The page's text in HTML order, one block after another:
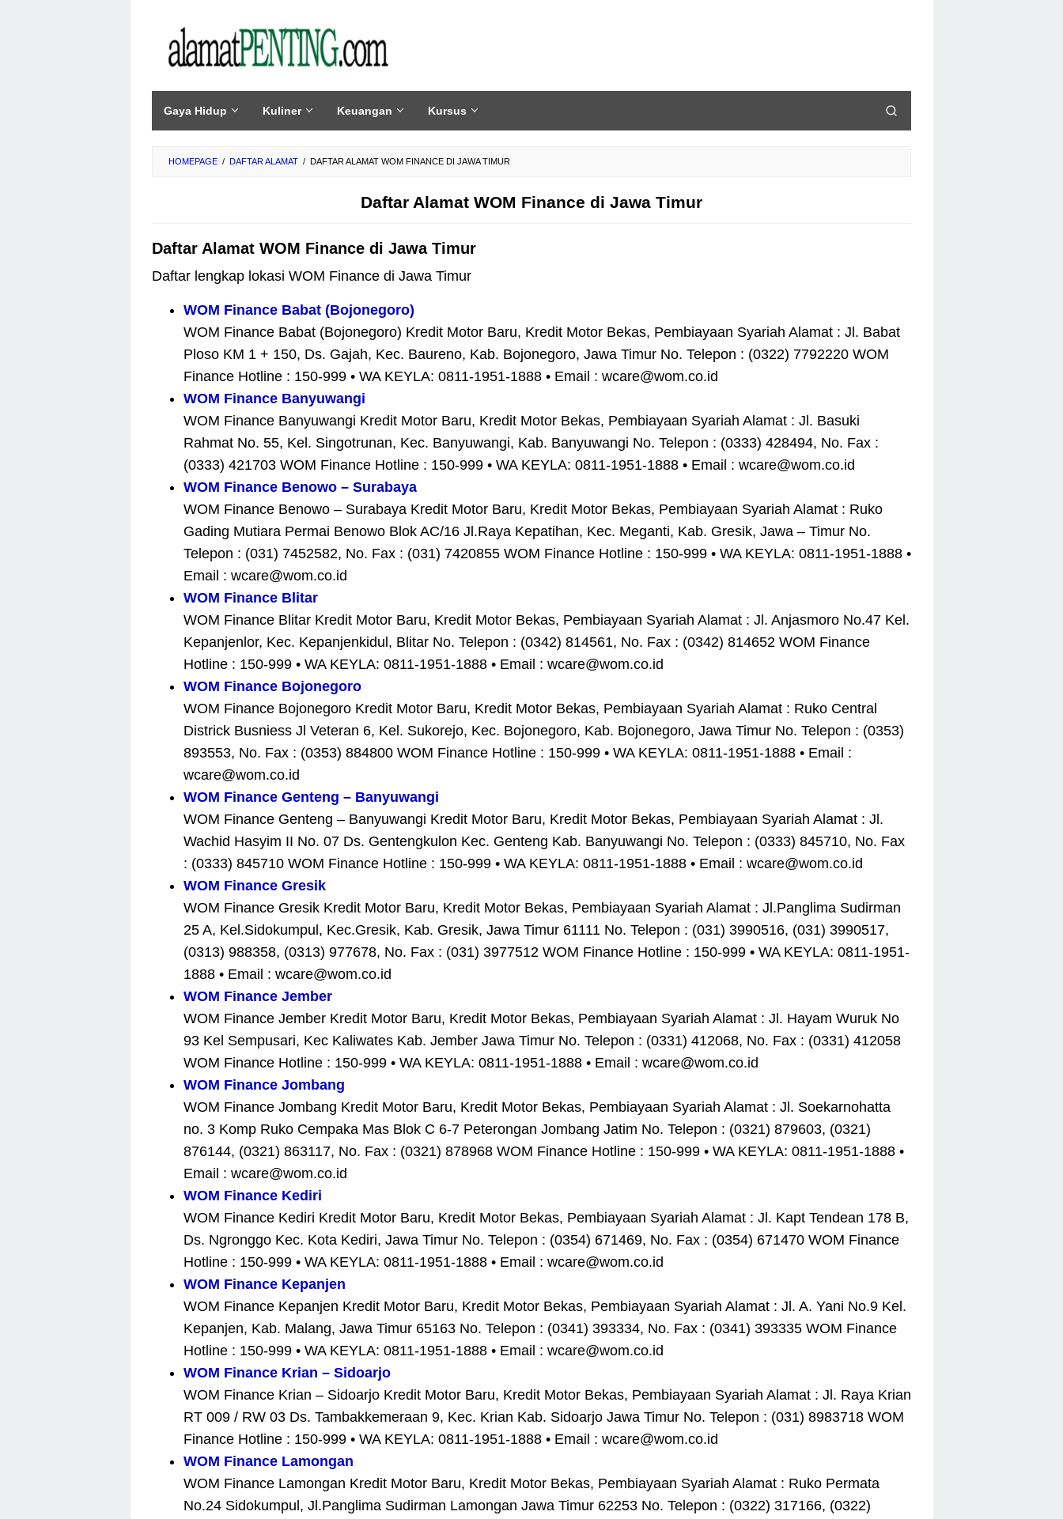
content
Gaya Hidup Kuliner Keuangan Kursus
HOMEPAGE / DAFTAR ALAMAT / DAFTAR ALAMAT WOM FINANCE DI JAWA TIMUR
Daftar Alamat WOM Finance di Jawa Timur
Daftar Alamat WOM Finance di Jawa Timur
Daftar lengkap lokasi WOM Finance di Jawa Timur
WOM Finance Babat (Bojonegoro)
WOM Finance Babat (Bojonegoro) Kredit Motor Baru, Kredit Motor Bekas, Pembiayaan Syariah Alamat : Jl. Babat
Ploso KM 1 + 150, Ds. Gajah, Kec. Baureno, Kab. Bojonegoro, Jawa Timur No. Telepon : (0322) 7792220 WOM
Finance Hotline : 150-999 • WA KEYLA: 0811-1951-1888 • Email : wcare@wom.co.id
WOM Finance Banyuwangi
WOM Finance Banyuwangi Kredit Motor Baru, Kredit Motor Bekas, Pembiayaan Syariah Alamat : Jl. Basuki
Rahmat No. 55, Kel. Singotrunan, Kec. Banyuwangi, Kab. Banyuwangi No. Telepon : (0333) 428494, No. Fax :
(0333) 421703 WOM Finance Hotline : 150-999 • WA KEYLA: 0811-1951-1888 • Email : wcare@wom.co.id
WOM Finance Benowo – Surabaya
WOM Finance Benowo – Surabaya Kredit Motor Baru, Kredit Motor Bekas, Pembiayaan Syariah Alamat : Ruko
Gading Mutiara Permai Benowo Blok AC/16 Jl.Raya Kepatihan, Kec. Meganti, Kab. Gresik, Jawa – Timur No.
Telepon : (031) 7452582, No. Fax : (031) 7420855 WOM Finance Hotline : 150-999 • WA KEYLA: 0811-1951-1888 •
Email : wcare@wom.co.id
WOM Finance Blitar
WOM Finance Blitar Kredit Motor Baru, Kredit Motor Bekas, Pembiayaan Syariah Alamat : Jl. Anjasmoro No.47 Kel.
Kepanjenlor, Kec. Kepanjenkidul, Blitar No. Telepon : (0342) 814561, No. Fax : (0342) 814652 WOM Finance
Hotline : 150-999 • WA KEYLA: 0811-1951-1888 • Email : wcare@wom.co.id
WOM Finance Bojonegoro
WOM Finance Bojonegoro Kredit Motor Baru, Kredit Motor Bekas, Pembiayaan Syariah Alamat : Ruko Central
Districk Busniess Jl Veteran 6, Kel. Sukorejo, Kec. Bojonegoro, Kab. Bojonegoro, Jawa Timur No. Telepon : (0353)
893553, No. Fax : (0353) 884800 WOM Finance Hotline : 150-999 • WA KEYLA: 0811-1951-1888 • Email :
wcare@wom.co.id
WOM Finance Genteng – Banyuwangi
WOM Finance Genteng – Banyuwangi Kredit Motor Baru, Kredit Motor Bekas, Pembiayaan Syariah Alamat : Jl.
Wachid Hasyim II No. 07 Ds. Gentengkulon Kec. Genteng Kab. Banyuwangi No. Telepon : (0333) 845710, No. Fax
: (0333) 845710 WOM Finance Hotline : 150-999 • WA KEYLA: 0811-1951-1888 • Email : wcare@wom.co.id
WOM Finance Gresik
WOM Finance Gresik Kredit Motor Baru, Kredit Motor Bekas, Pembiayaan Syariah Alamat : Jl.Panglima Sudirman
25 A, Kel.Sidokumpul, Kec.Gresik, Kab. Gresik, Jawa Timur 61111 No. Telepon : (031) 3990516, (031) 3990517,
(0313) 988358, (0313) 977678, No. Fax : (031) 3977512 WOM Finance Hotline : 150-999 • WA KEYLA: 0811-1951-
1888 • Email : wcare@wom.co.id
WOM Finance Jember
WOM Finance Jember Kredit Motor Baru, Kredit Motor Bekas, Pembiayaan Syariah Alamat : Jl. Hayam Wuruk No
93 Kel Sempusari, Kec Kaliwates Kab. Jember Jawa Timur No. Telepon : (0331) 412068, No. Fax : (0331) 412058
WOM Finance Hotline : 150-999 • WA KEYLA: 0811-1951-1888 • Email : wcare@wom.co.id
WOM Finance Jombang
WOM Finance Jombang Kredit Motor Baru, Kredit Motor Bekas, Pembiayaan Syariah Alamat : Jl. Soekarnohatta
no. 3 Komp Ruko Cempaka Mas Blok C 6-7 Peterongan Jombang Jatim No. Telepon : (0321) 879603, (0321)
876144, (0321) 863117, No. Fax : (0321) 878968 WOM Finance Hotline : 150-999 • WA KEYLA: 0811-1951-1888 •
Email : wcare@wom.co.id
WOM Finance Kediri
WOM Finance Kediri Kredit Motor Baru, Kredit Motor Bekas, Pembiayaan Syariah Alamat : Jl. Kapt Tendean 178 B,
Ds. Ngronggo Kec. Kota Kediri, Jawa Timur No. Telepon : (0354) 671469, No. Fax : (0354) 671470 WOM Finance
Hotline : 150-999 • WA KEYLA: 0811-1951-1888 • Email : wcare@wom.co.id
WOM Finance Kepanjen
WOM Finance Kepanjen Kredit Motor Baru, Kredit Motor Bekas, Pembiayaan Syariah Alamat : Jl. A. Yani No.9 Kel.
Kepanjen, Kab. Malang, Jawa Timur 65163 No. Telepon : (0341) 393334, No. Fax : (0341) 393335 WOM Finance
Hotline : 150-999 • WA KEYLA: 0811-1951-1888 • Email : wcare@wom.co.id
WOM Finance Krian – Sidoarjo
WOM Finance Krian – Sidoarjo Kredit Motor Baru, Kredit Motor Bekas, Pembiayaan Syariah Alamat : Jl. Raya Krian
RT 009 / RW 03 Ds. Tambakkemeraan 9, Kec. Krian Kab. Sidoarjo Jawa Timur No. Telepon : (031) 8983718 WOM
Finance Hotline : 150-999 • WA KEYLA: 0811-1951-1888 • Email : wcare@wom.co.id
WOM Finance Lamongan
WOM Finance Lamongan Kredit Motor Baru, Kredit Motor Bekas, Pembiayaan Syariah Alamat : Ruko Permata
No.24 Sidokumpul, Jl.Panglima Sudirman Lamongan Jawa Timur 62253 No. Telepon : (0322) 317166, (0322)